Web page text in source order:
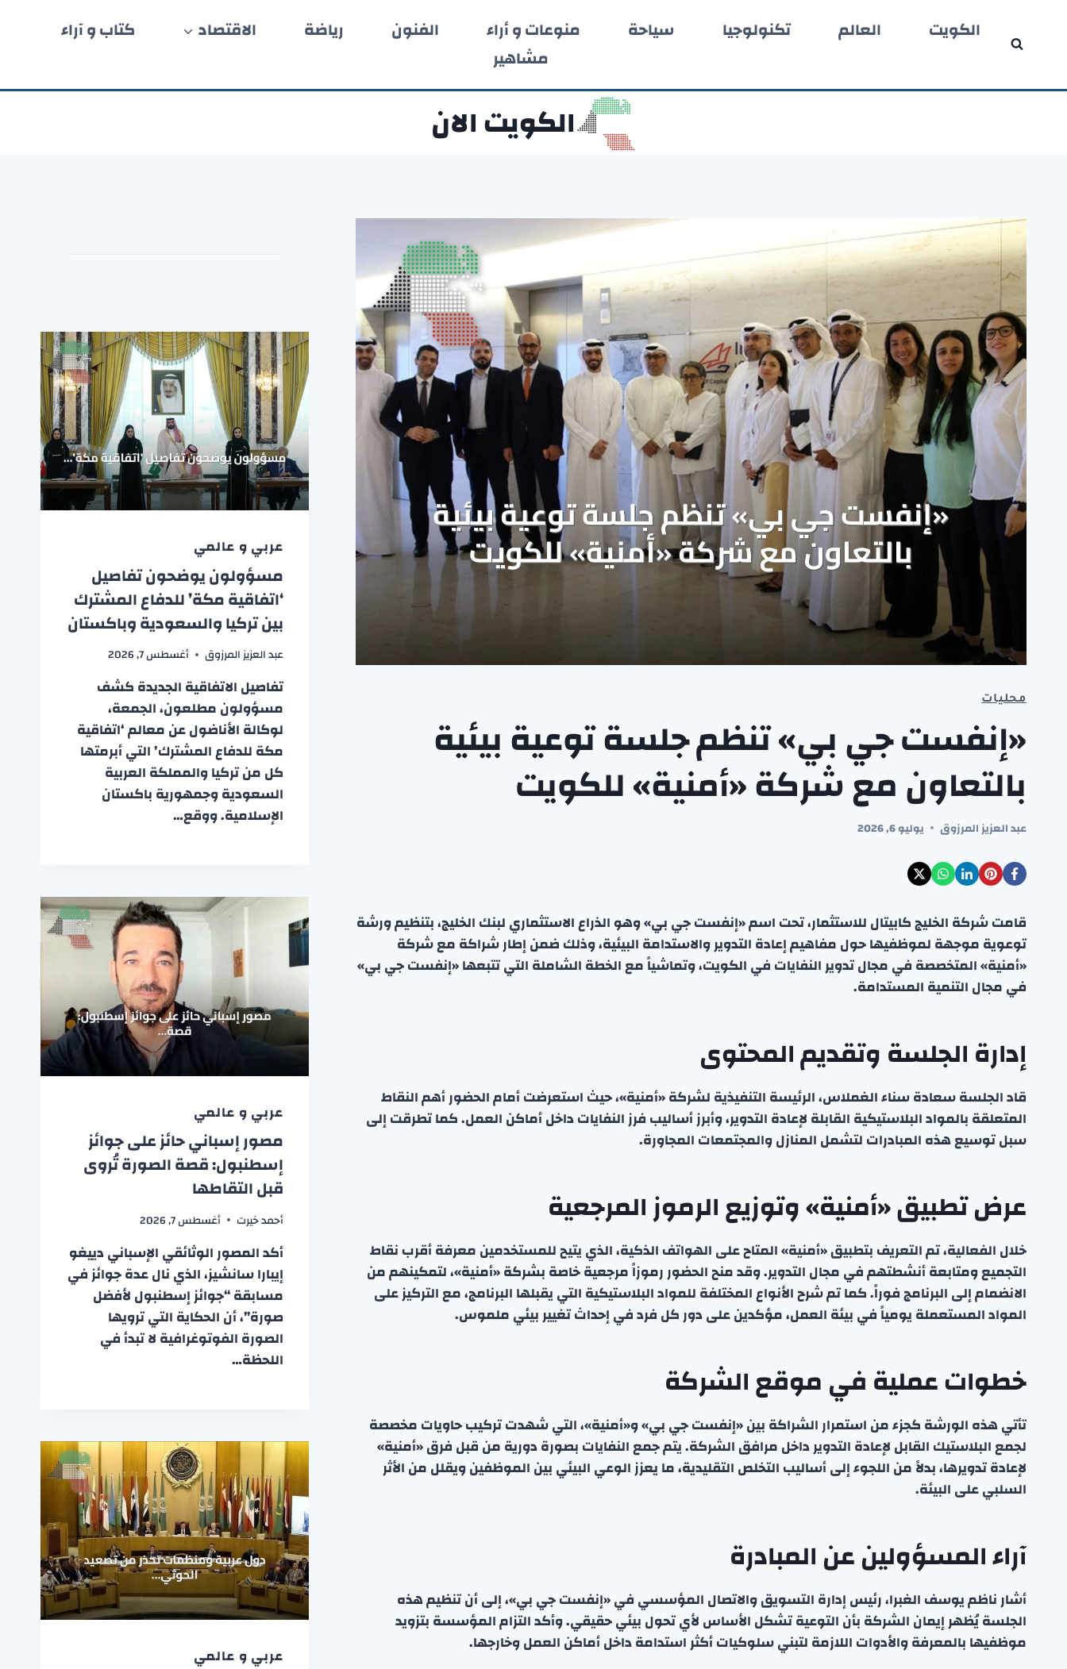
المحتوى
الكويت العالم تكنولوجيا سياحة منوعات و أراء الفنون رياضة الاقتصاد
كتاب و آراء
مشاهير
الكويت الان
محليات
«إنفست جي بي» تنظم جلسة توعية بيئية
بالتعاون مع شركة «أمنية» للكويت
عبد العزيز المرزوق يوليو 6, 2026
قامت شركة الخليج كابيتال للاستثمار، تحت اسم «إنفست جي بي» وهو الذراع الاستثماري لبنك الخليج، بتنظيم ورشة
توعوية موجهة لموظفيها حول مفاهيم إعادة التدوير والاستدامة البيئية، وذلك ضمن إطار شراكة مع شركة
«أمنية» المتخصصة في مجال تدوير النفايات في الكويت، وتماشياً مع الخطة الشاملة التي تتبعها «إنفست جي بي»
في مجال التنمية المستدامة.
إدارة الجلسة وتقديم المحتوى
قاد الجلسة سعادة سناء الغملاس، الرئيسة التنفيذية لشركة «أمنية»، حيث استعرضت أمام الحضور أهم النقاط
المتعلقة بالمواد البلاستيكية القابلة لإعادة التدوير، وأبرز أساليب فرز النفايات داخل أماكن العمل. كما تطرقت إلى
سبل توسيع هذه المبادرات لتشمل المنازل والمجتمعات المجاورة.
عرض تطبيق «أمنية» وتوزيع الرموز المرجعية
خلال الفعالية، تم التعريف بتطبيق «أمنية» المتاح على الهواتف الذكية، الذي يتيح للمستخدمين معرفة أقرب نقاط
التجميع ومتابعة أنشطتهم في مجال التدوير. وقد منح الحضور رموزاً مرجعية خاصة بشركة «أمنية»، لتمكينهم من
الانضمام إلى البرنامج فوراً. كما تم شرح الأنواع المختلفة للمواد البلاستيكية التي يقبلها البرنامج، مع التركيز على
المواد المستعملة يومياً في بيئة العمل، مؤكدين على دور كل فرد في إحداث تغيير بيئي ملموس.
خطوات عملية في موقع الشركة
تأتي هذه الورشة كجزء من استمرار الشراكة بين «إنفست جي بي» و«أمنية»، التي شهدت تركيب حاويات مخصصة
لجمع البلاستيك القابل لإعادة التدوير داخل مرافق الشركة. يتم جمع النفايات بصورة دورية من قبل فرق «أمنية»
لإعادة تدويرها، بدلاً من اللجوء إلى أساليب التخلص التقليدية، ما يعزز الوعي البيئي بين الموظفين ويقلل من الأثر
السلبي على البيئة.
آراء المسؤولين عن المبادرة
أشار ناظم يوسف الغبرا، رئيس إدارة التسويق والاتصال المؤسسي في «إنفست جي بي»، إلى أن تنظيم هذه
الجلسة يُظهر إيمان الشركة بأن التوعية تشكل الأساس لأي تحول بيئي حقيقي. وأكد التزام المؤسسة بتزويد
موظفيها بالمعرفة والأدوات اللازمة لتبني سلوكيات أكثر استدامة داخل أماكن العمل وخارجها.
عربي و عالمي
مسؤولون يوضحون تفاصيل
‘اتفاقية مكة’ للدفاع المشترك
بين تركيا والسعودية وباكستان
عبد العزيز المرزوق أغسطس 7, 2026
تفاصيل الاتفاقية الجديدة كشف
مسؤولون مطلعون، الجمعة،
لوكالة الأناضول عن معالم ‘اتفاقية
مكة للدفاع المشترك’ التي أبرمتها
كل من تركيا والمملكة العربية
السعودية وجمهورية باكستان
الإسلامية. ووقع…
عربي و عالمي
مصور إسباني حائز على جوائز
إسطنبول: قصة الصورة تُروى
قبل التقاطها
أحمد خيرت أغسطس 7, 2026
أكد المصور الوثائقي الإسباني دييغو
إيبارا سانشيز، الذي نال عدة جوائز في
مسابقة “جوائز إسطنبول لأفضل
صورة”، أن الحكاية التي ترويها
الصورة الفوتوغرافية لا تبدأ في
اللحظة…
عربي و عالمي